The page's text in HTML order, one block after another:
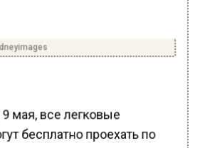
мая, все легковые
бесплатно проехать по